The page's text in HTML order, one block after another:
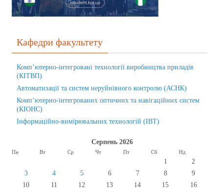
Кафедри факультету
Комп’ютерно-інтегровані технології виробництва приладів
(КІТВП)
Автоматизації та систем неруйнівного контролю (АСНК)
Комп’ютерно-інтегрованих оптичних та навігаційних систем
(КІОНС)
Інформаційно-вимірювальних технологій (ІВТ)
Серпень 2026
Пн Вт Ср Чт Пт Сб Нд
1
2
3
4 5 6 7 8
9
10
11 12 13 14 15
16